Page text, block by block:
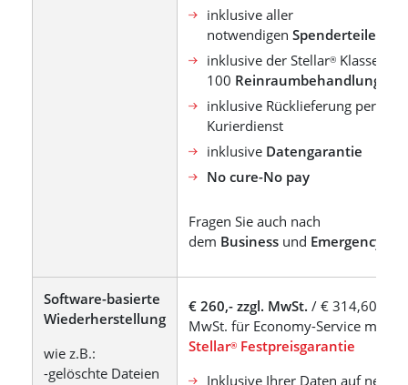
inklusive aller
notwendigenSpenderteile
inklusive der Stellar® Klasse
100 Reinraumbehandlung
inklusive Rücklieferung per
Kurierdienst
inklusive Datengarantie
No cure-No pay
Fragen Sie auch nach
dem Business und Emergency
Software-basierte
Wiederherstellung
wie z.B.:
-gelöschte Dateien
€ 260,- zzgl. MwSt. / € 314,60 inkl.
MwSt. für Economy-Service mit
Stellar® Festpreisgarantie
Inklusive Ihrer Daten auf neuem